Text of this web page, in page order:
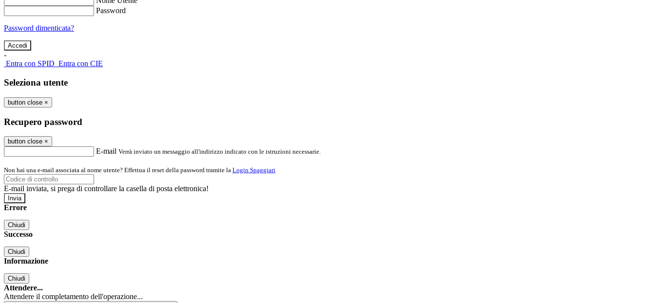
Password
Password dimenticata?
-
Entra con SPID Entra con CIE
Seleziona utente
button close ×
Recupero password
button close ×
E-mail Verrà inviato un messaggio all'indirizzo indicato con le istruzioni necessarie.
Non hai una e-mail associata al nome utente? Effettua il reset della password tramite la Login Spaggiari
E-mail inviata, si prega di controllare la casella di posta elettronica!
Errore
Chiudi
Successo
Chiudi
Informazione
Chiudi
Attendere...
Attendere il completamento dell'operazione...